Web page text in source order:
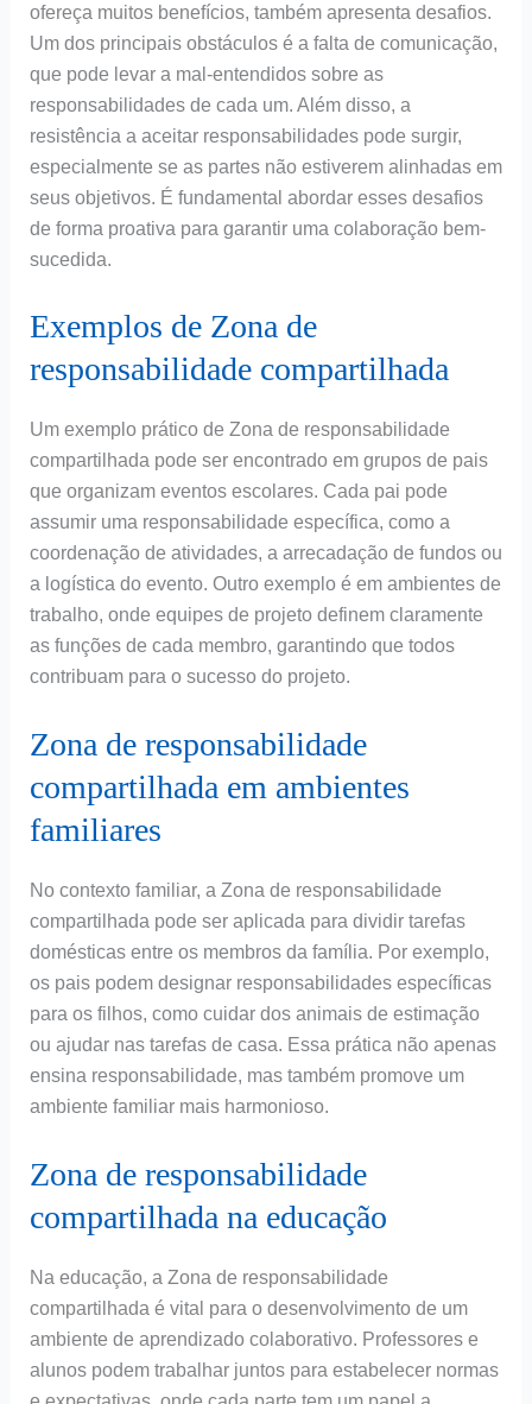
ofereça muitos benefícios, também apresenta desafios.
Um dos principais obstáculos é a falta de comunicação,
que pode levar a mal-entendidos sobre as
responsabilidades de cada um. Além disso, a
resistência a aceitar responsabilidades pode surgir,
especialmente se as partes não estiverem alinhadas em
seus objetivos. É fundamental abordar esses desafios
de forma proativa para garantir uma colaboração bem-
sucedida.
Exemplos de Zona de
responsabilidade compartilhada
Um exemplo prático de Zona de responsabilidade
compartilhada pode ser encontrado em grupos de pais
que organizam eventos escolares. Cada pai pode
assumir uma responsabilidade específica, como a
coordenação de atividades, a arrecadação de fundos ou
a logística do evento. Outro exemplo é em ambientes de
trabalho, onde equipes de projeto definem claramente
as funções de cada membro, garantindo que todos
contribuam para o sucesso do projeto.
Zona de responsabilidade
compartilhada em ambientes
familiares
No contexto familiar, a Zona de responsabilidade
compartilhada pode ser aplicada para dividir tarefas
domésticas entre os membros da família. Por exemplo,
os pais podem designar responsabilidades específicas
para os filhos, como cuidar dos animais de estimação
ou ajudar nas tarefas de casa. Essa prática não apenas
ensina responsabilidade, mas também promove um
ambiente familiar mais harmonioso.
Zona de responsabilidade
compartilhada na educação
Na educação, a Zona de responsabilidade
compartilhada é vital para o desenvolvimento de um
ambiente de aprendizado colaborativo. Professores e
alunos podem trabalhar juntos para estabelecer normas